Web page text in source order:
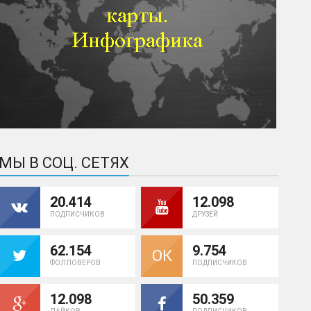
В СОЦ. СЕТЯХ
20.414
ПОДПИСЧИКОВ
12.098
ДРУЗЕЙ
62.154
ФОЛЛОВЕРОВ ОК 9.754
ПОДПИСЧИКОВ
12.098 50.359